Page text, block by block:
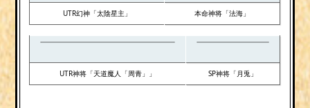
UTR幻神「太陰星主」 本命神将「法海」
UTR神将「天道魔人「周青」」 SP神将「月兎」